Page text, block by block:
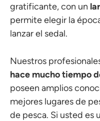
gratificante, con un
permite elegir la
lanzar el sedal.
Nuestros
hace mucho tiempo
poseen amplios
mejores lugares de
de pesca. Si usted es